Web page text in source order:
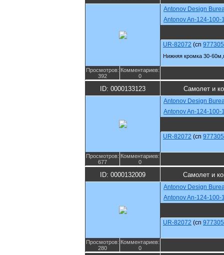
Antonov Design
Antonov An-124-100-
UR-82072 (cn
Нижняя кромка 30-
Просмотров:
392
Комментариев:
0
ID: 0000133123 Самолет и
Antonov Design
Antonov An-124-100-
UR-82072 (cn
Просмотров:
677
Комментариев:
0
ID: 0000132009 Самолет и
Antonov Design
Antonov An-124-100-
UR-82072 (cn
Просмотров:
280
Комментариев:
0